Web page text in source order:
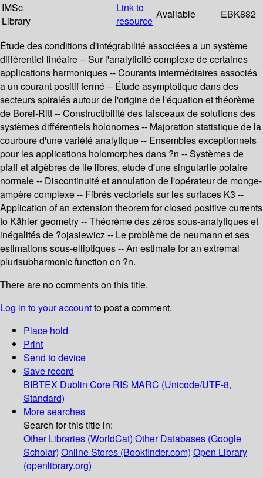
IMSc
Library
Link to
resource
Available EBK882
Étude des conditions d'intégrabilité associées a un système
différentiel linéaire -- Sur l'analyticité complexe de certaines
applications harmoniques -- Courants intermédiaires associés
a un courant positif fermé -- Étude asymptotique dans des
secteurs spiralés autour de l'origine de l'équation et théorème
de Borel-Ritt -- Constructibilité des faisceaux de solutions des
systèmes différentiels holonomes -- Majoration statistique de la
courbure d'une variété analytique -- Ensembles exceptionnels
pour les applications holomorphes dans ?n -- Systèmes de
pfaff et algèbres de lie libres, etude d'une singularite polaire
normale -- Discontinuité et annulation de l'opérateur de monge-
ampère complexe -- Fibrés vectoriels sur les surfaces K3 --
Application of an extension theorem for closed positive currents
to Kähler geometry -- Théorème des zéros sous-analytiques et
inégalités de ?ojasiewicz -- Le problème de neumann et ses
estimations sous-elliptiques -- An estimate for an extremal
plurisubharmonic function on ?n.
There are no comments on this title.
Log in to your accountto post a comment.
Place hold
Print
Send to device
Save record
BIBTEX Dublin Core RIS MARC (Unicode/UTF-8,
Standard)
More searches
Search for this title in:
Other Libraries (WorldCat) Other Databases (Google
Scholar) Online Stores (Bookfinder.com) Open Library
(openlibrary.org)